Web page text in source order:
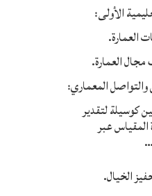
الأولى:
العمارة.
العمارة.
المعماري:
كوسيلة لتقدير
عبر
الخيال.